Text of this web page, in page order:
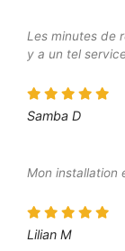
Les minutes de
y a un tel
Samba D
Mon installation
Lilian M